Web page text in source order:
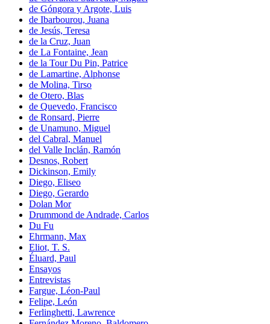
de Góngora y Argote, Luis
de Ibarbourou, Juana
de Jesús, Teresa
de la Cruz, Juan
de La Fontaine, Jean
de la Tour Du Pin, Patrice
de Lamartine, Alphonse
de Molina, Tirso
de Otero, Blas
de Quevedo, Francisco
de Ronsard, Pierre
de Unamuno, Miguel
del Cabral, Manuel
del Valle Inclán, Ramón
Desnos, Robert
Dickinson, Emily
Diego, Eliseo
Diego, Gerardo
Dolan Mor
Drummond de Andrade, Carlos
Du Fu
Ehrmann, Max
Eliot, T. S.
Éluard, Paul
Ensayos
Entrevistas
Fargue, Léon-Paul
Felipe, León
Ferlinghetti, Lawrence